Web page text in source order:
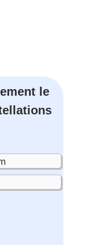
le